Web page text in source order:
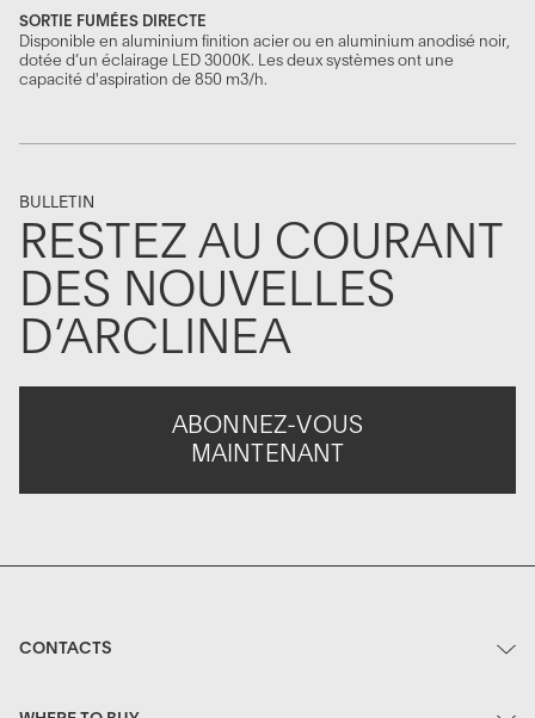
SORTIE FUMÉES DIRECTE
Disponible en aluminium finition acier ou en aluminium anodisé noir,
dotée d’un éclairage LED 3000K. Les deux systèmes ont une
capacité d'aspiration de 850 m3/h.
BULLETIN
RESTEZ AU COURANT
DES NOUVELLES
D’ARCLINEA
ABONNEZ-VOUS
MAINTENANT
CONTACTS